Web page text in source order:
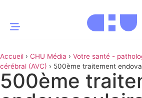
MOMENT
Innovation
Accueil › CHU Média › Votre santé -
cérébral (AVC) › 500ème traitement
intracrânien
500ème